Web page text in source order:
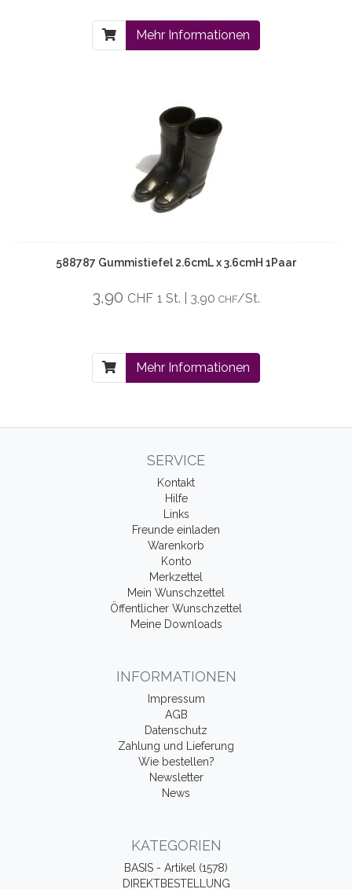
Mehr Informationen
588787 Gummistiefel 2.6cmL x 3.6cmH 1Paar
3,90 CHF 1 St. | 3,90 CHF/St.
Mehr Informationen
SERVICE
Kontakt
Hilfe
Links
Freunde einladen
Warenkorb
Konto
Merkzettel
Mein Wunschzettel
Öffentlicher Wunschzettel
Meine Downloads
INFORMATIONEN
Impressum
AGB
Datenschutz
Zahlung und Lieferung
Wie bestellen?
Newsletter
News
KATEGORIEN
BASIS - Artikel (1578)
DIREKTBESTELLUNG